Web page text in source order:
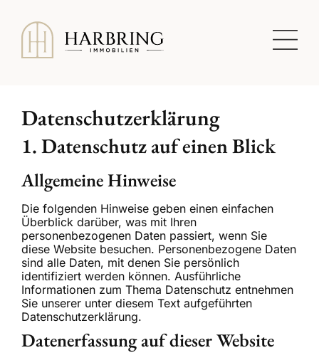
Datenschutzerklärung
1. Datenschutz auf einen Blick
Allgemeine Hinweise
Die folgenden Hinweise geben einen einfachen
Überblick darüber, was mit Ihren
personenbezogenen Daten passiert, wenn Sie
diese Website besuchen. Personenbezogene Daten
sind alle Daten, mit denen Sie persönlich
identifiziert werden können. Ausführliche
Informationen zum Thema Datenschutz entnehmen
Sie unserer unter diesem Text aufgeführten
Datenschutzerklärung.
Datenerfassung auf dieser Website